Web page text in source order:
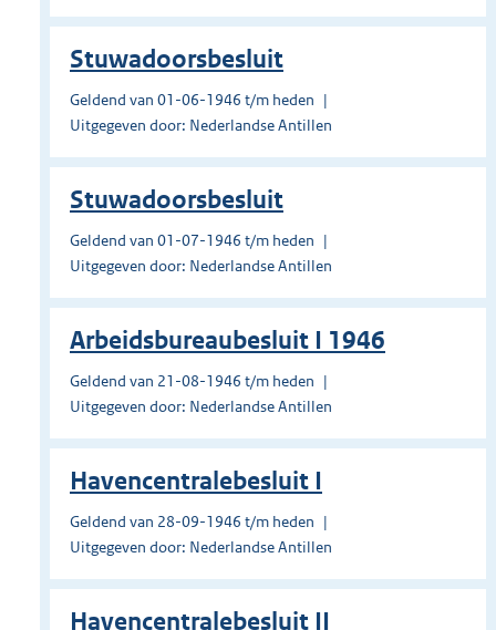
Stuwadoorsbesluit
Geldend van 01-06-1946 t/m heden
Uitgegeven door: Nederlandse Antillen
Stuwadoorsbesluit
Geldend van 01-07-1946 t/m heden
Uitgegeven door: Nederlandse Antillen
Arbeidsbureaubesluit I 1946
Geldend van 21-08-1946 t/m heden
Uitgegeven door: Nederlandse Antillen
Havencentralebesluit I
Geldend van 28-09-1946 t/m heden
Uitgegeven door: Nederlandse Antillen
Havencentralebesluit II